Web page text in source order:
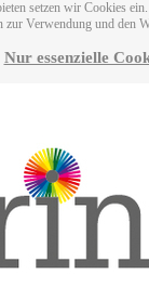
setzen wir Cookies
zur Verwendung und den
Nur essenzielle